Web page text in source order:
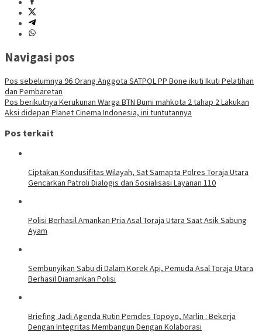
Navigasi pos
Pos sebelumnya 96 Orang Anggota SATPOL PP Bone ikuti Ikuti Pelatihan
dan Pembaretan
Pos berikutnya Kerukunan Warga BTN Bumi mahkota 2 tahap 2 Lakukan
Aksi didepan Planet Cinema Indonesia, ini tuntutannya
Pos terkait
Ciptakan Kondusifitas Wilayah, Sat Samapta Polres Toraja Utara
Gencarkan Patroli Dialogis dan Sosialisasi Layanan 110
Polisi Berhasil Amankan Pria Asal Toraja Utara Saat Asik Sabung
Ayam
Sembunyikan Sabu di Dalam Korek Api, Pemuda Asal Toraja Utara
Berhasil Diamankan Polisi
Briefing Jadi Agenda Rutin Pemdes Topoyo, Marlin : Bekerja
Dengan Integritas Membangun Dengan Kolaborasi